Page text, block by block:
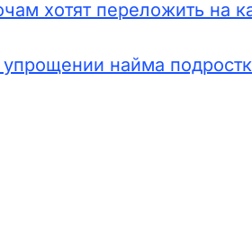
хотят переложить на
найма